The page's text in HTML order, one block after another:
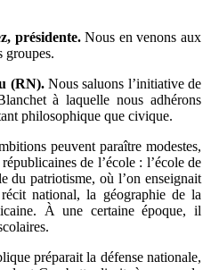
présidente.Nous en venons aux
groupes.
(RN).Nous saluons l’initiative de
à laquelle nous adhérons
philosophique que civique.
peuvent paraître modestes,
de l’école : l’école de
du patriotisme, où l’on enseignait
national, la géographie de la
À une certaine époque, il
préparait la défense nationale,